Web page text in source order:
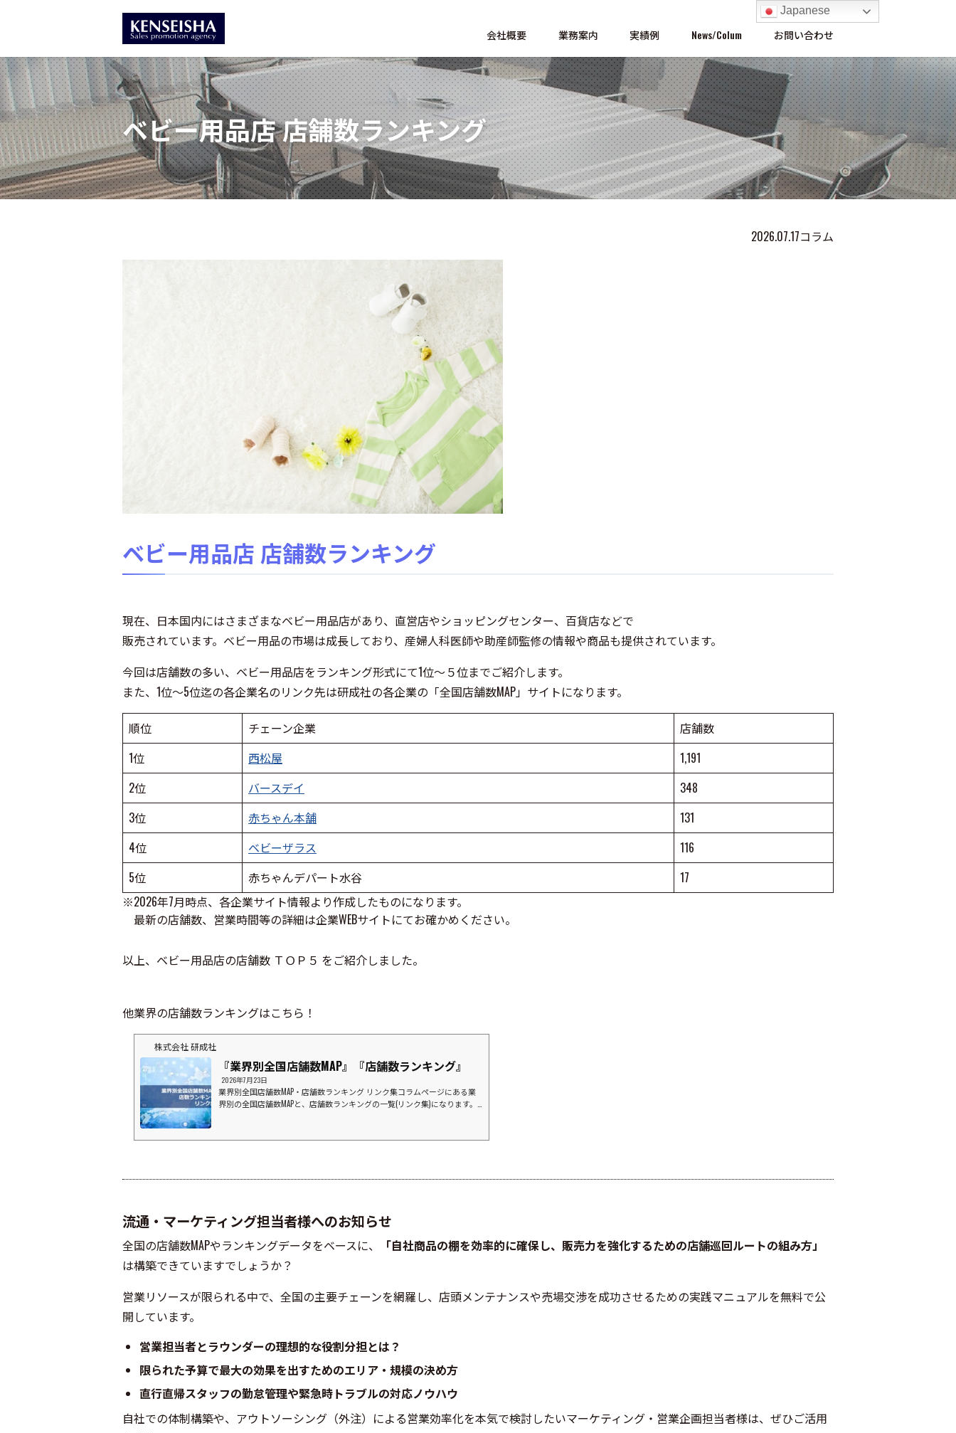
会社概要 業務案内 実績例 News/Colum お問い合わせ
ベビー用品店 店舗数ランキング
2026.07.17コラム
ベビー用品店 店舗数ランキング
現在、日本国内にはさまざまなベビー用品店があり、直営店やショッピングセンター、百貨店などで
販売されています。ベビー用品の市場は成長しており、産婦人科医師や助産師監修の情報や商品も提供されています。
今回は店舗数の多い、ベビー用品店をランキング形式にて1位～５位までご紹介します。
また、1位～5位迄の各企業名のリンク先は研成社の各企業の「全国店舗数MAP」サイトになります。
順位 チェーン企業
店舗数
1位
西松屋
1,191
2位
バースデイ
348
3位
赤ちゃん本舗
131
4位
ベビーザラス
116
5位
赤ちゃんデパート水谷
17
※2026年7月時点、各企業サイト情報より作成したものになります。
最新の店舗数、営業時間等の詳細は企業WEBサイトにてお確かめください。
以上、ベビー用品店の店舗数 ＴＯＰ５ をご紹介しました。
他業界の店舗数ランキングはこちら！
株式会社 研成社
『業界別全国店舗数MAP』『店舗数ランキング』
2026年7月23日
業界別全国店舗数MAP・店舗数ランキング リンク集コラムページにある業
界別の全国店舗数MAPと、店舗数ランキングの一覧(リンク集)になります。
ンドラッグクスリのアオキクリエイトエス・ディーナチュラルホールディ
流通・マーケティング担当者様へのお知らせ
全国の店舗数MAPやランキングデータをベースに、
「自社商品の棚を効率的に確保し、販売力を強化するための店舗巡回ルートの組み方」
は構築できていますでしょうか？
営業リソースが限られる中で、全国の主要チェーンを網羅し、店頭メンテナンスや売場交渉を成功させるための実践マニュアルを無料で公
開しています。
営業担当者とラウンダーの理想的な役割分担とは？
限られた予算で最大の効果を出すためのエリア・規模の決め方
直行直帰スタッフの勤怠管理や緊急時トラブルの対応ノウハウ
自社での体制構築や、アウトソーシング（外注）による営業効率化を本気で検討したいマーケティング・営業企画担当者様は、ぜひご活用
Japanese